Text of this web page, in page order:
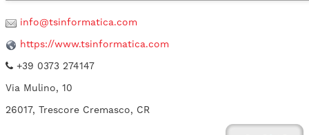
info@tsinformatica.com
https://www.tsinformatica.com
+39 0373 274147
Via Mulino, 10
26017, Trescore Cremasco, CR